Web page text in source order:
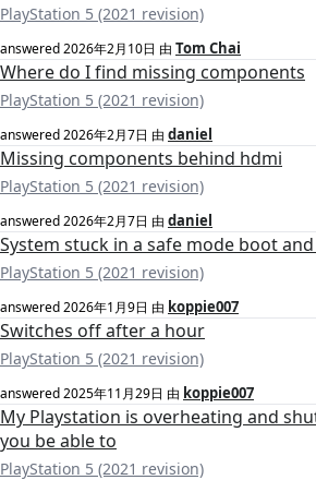
PlayStation 5 (2021 revision)
answered2026年2月10日 由 Tom Chai
Where do I find missing components
PlayStation 5 (2021 revision)
answered2026年2月7日 由 daniel
Missing components behind hdmi
PlayStation 5 (2021 revision)
answered2026年2月7日 由 daniel
System stuck in a safe mode boot
PlayStation 5 (2021 revision)
answered2026年1月9日 由 koppie007
Switches off after a hour
PlayStation 5 (2021 revision)
answered2025年11月29日 由 koppie007
My Playstation is overheating and
you be able to
PlayStation 5 (2021 revision)